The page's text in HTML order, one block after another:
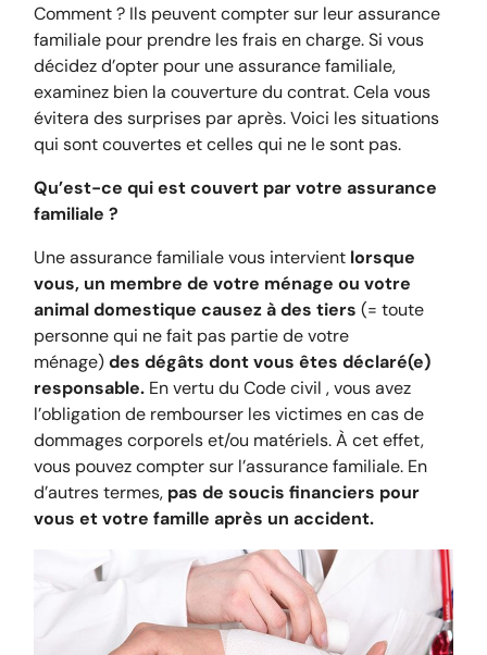
Comment ? Ils peuvent compter sur leur assurance
familiale pour prendre les frais en charge. Si vous
décidez d’opter pour une assurance familiale,
examinez bien la couverture du contrat. Cela vous
évitera des surprises par après. Voici les situations
qui sont couvertes et celles qui ne le sont pas.
Qu’est-ce qui est couvert par votre assurance
familiale ?
Une assurance familiale vous intervient lorsque
vous, un membre de votre ménage ou votre
animal domestique causez à des tiers (= toute
personne qui ne fait pas partie de votre
ménage)des dégâts dont vous êtes déclaré(e)
responsable. En vertu du Code civil , vous avez
l’obligation de rembourser les victimes en cas de
dommages corporels et/ou matériels. À cet effet,
vous pouvez compter sur l’assurance familiale. En
d’autres termes, pas de soucis financiers pour
vous et votre famille après un accident.